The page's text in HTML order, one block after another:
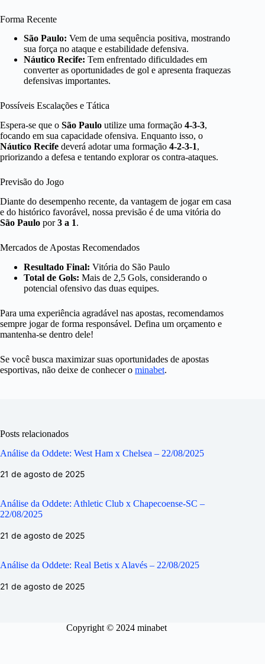
Forma Recente
São Paulo: Vem de uma sequência positiva, mostrando
sua força no ataque e estabilidade defensiva.
Náutico Recife: Tem enfrentado dificuldades em
converter as oportunidades de gol e apresenta fraquezas
defensivas importantes.
Possíveis Escalações e Tática
Espera-se que o São Paulo utilize uma formação 4-3-3,
focando em sua capacidade ofensiva. Enquanto isso, o
Náutico Recife deverá adotar uma formação 4-2-3-1,
priorizando a defesa e tentando explorar os contra-ataques.
Previsão do Jogo
Diante do desempenho recente, da vantagem de jogar em casa
e do histórico favorável, nossa previsão é de uma vitória do
São Paulo por3 a 1.
Mercados de Apostas Recomendados
Resultado Final: Vitória do São Paulo
Total de Gols: Mais de 2,5 Gols, considerando o
potencial ofensivo das duas equipes.
Para uma experiência agradável nas apostas, recomendamos
sempre jogar de forma responsável. Defina um orçamento e
mantenha-se dentro dele!
Se você busca maximizar suas oportunidades de apostas
esportivas, não deixe de conhecer o minabet.
Posts relacionados
Análise da Oddete: West Ham x Chelsea – 22/08/2025
21 de agosto de 2025
Análise da Oddete: Athletic Club x Chapecoense-SC –
22/08/2025
21 de agosto de 2025
Análise da Oddete: Real Betis x Alavés – 22/08/2025
21 de agosto de 2025
Copyright © 2024 minabet